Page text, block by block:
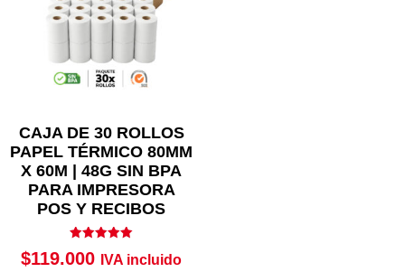
CAJA DE 30 ROLLOS
PAPEL TÉRMICO 80MM
X 60M | 48G SIN BPA
PARA IMPRESORA
POS Y RECIBOS
con
$119.000 IVA incluido